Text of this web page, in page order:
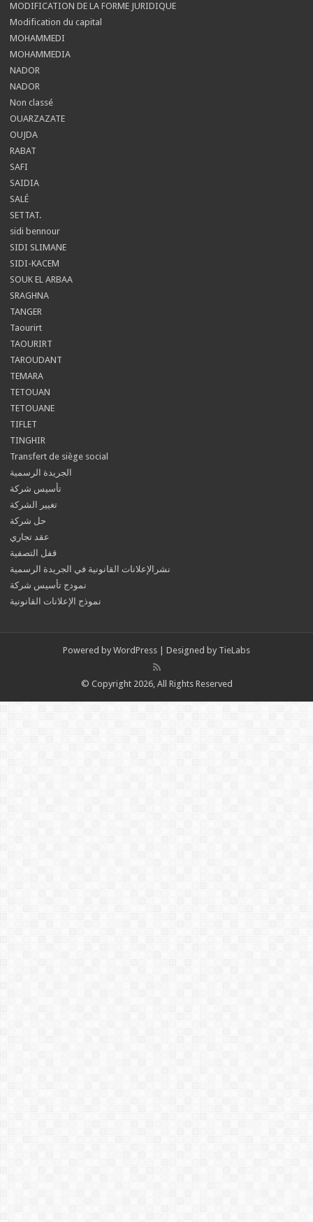
MODIFICATION DE LA FORME JURIDIQUE
Modification du capital
MOHAMMEDI
MOHAMMEDIA
NADOR
NADOR
Non classé
OUARZAZATE
OUJDA
RABAT
SAFI
SAIDIA
SALÉ
SETTAT.
sidi bennour
SIDI SLIMANE
SIDI-KACEM
SOUK EL ARBAA
SRAGHNA
TANGER
Taourirt
TAOURIRT
TAROUDANT
TEMARA
TETOUAN
TETOUANE
TIFLET
TINGHIR
Transfert de siège social
الجريدة الرسمية
تأسيس شركة
تغيير الشركة
حل شركة
عقد تجاري
قفل التصفية
نشرالإعلانات القانونية في الجريدة الرسمية
نمودج تأسيس شركة
نموذج الإعلانات القانونية
Powered by WordPress | Designed by TieLabs
© Copyright 2026, All Rights Reserved